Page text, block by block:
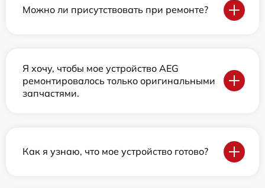
Можно ли присутствовать при ремонте?
Я хочу, чтобы мое устройство AEG
ремонтировалось только оригинальными
запчастями.
Как я узнаю, что мое устройство готово?